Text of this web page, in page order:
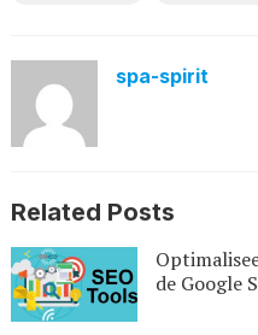
spa-spirit
Related Posts
de Google